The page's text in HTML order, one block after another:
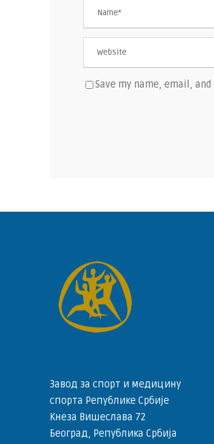
Save my name, email,
Завод за спорт и медицину
спорта Републике Србије
Кнеза Вишеслава 72
Београд, Република Србија